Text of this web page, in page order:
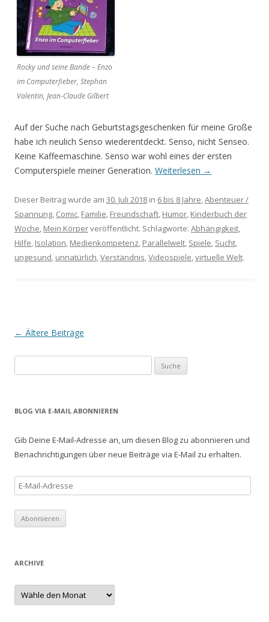
Rocky und seine Bande – Enzo
im Computerfieber, Stephan
Valentin, Jean-Claude Gilbert
Auf der Suche nach Geburtstagsgeschenken für meine Große
habe ich neulich Senso wiederentdeckt. Senso, nicht Senseo.
Keine Kaffeemaschine. Senso war wohl eines der ersten
Computerspiele meiner Generation. Weiterlesen →
Dieser Beitrag wurde am 30. Juli 2018 in 6 bis 8 Jahre,Abenteuer /
Spannung, Comic, Familie, Freundschaft, Humor, Kinderbuch der
Woche, Mein Körperveröffentlicht. Schlagworte: Abhängigkeit,
Hilfe, Isolation, Medienkompetenz, Parallelwelt, Spiele, Sucht,
ungesund, unnatürlich,Verständnis,Videospiele,virtuelle Welt.
Beitrags-
← Ältere Beiträge
u
h
n
a
h
:
BLOG VIA E-MAIL ABONNIEREN
Gib Deine E-Mail-Adresse an, um diesen Blog zu abonnieren und
Benachrichtigungen über neue Beiträge via E-Mail zu erhalten.
-
M
a
A
ARCHIVE
A
c